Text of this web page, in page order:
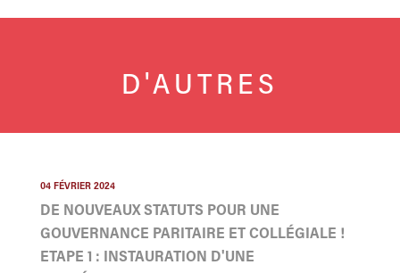
D'AUTRES
04 FÉVRIER 2024
DE NOUVEAUX STATUTS POUR UNE
GOUVERNANCE PARITAIRE ET COLLÉGIALE !
ETAPE 1 : INSTAURATION D'UNE